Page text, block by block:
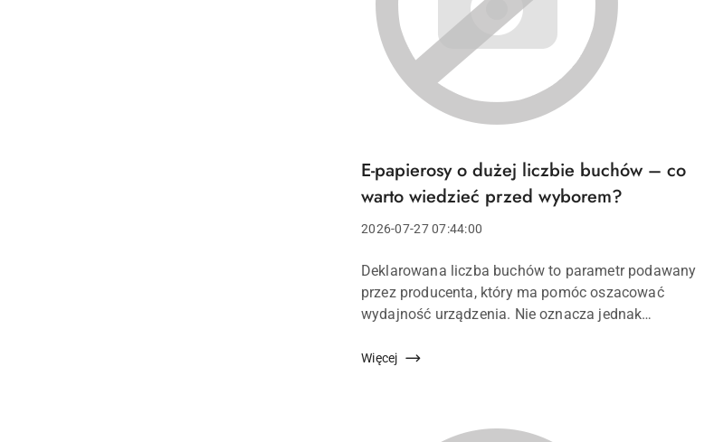
Tytuł
artykułu:
E-papierosy o dużej liczbie buchów – co
warto wiedzieć przed wyborem?
Data
2026-07-27 07:44:00
Treść
artykułu:
Deklarowana liczba buchów to parametr podawany
przez producenta, który ma pomóc oszacować
wydajność urządzenia. Nie oznacza jednak
liczba zaciągnięć zależy od sposobu korzystania z e
Więcej